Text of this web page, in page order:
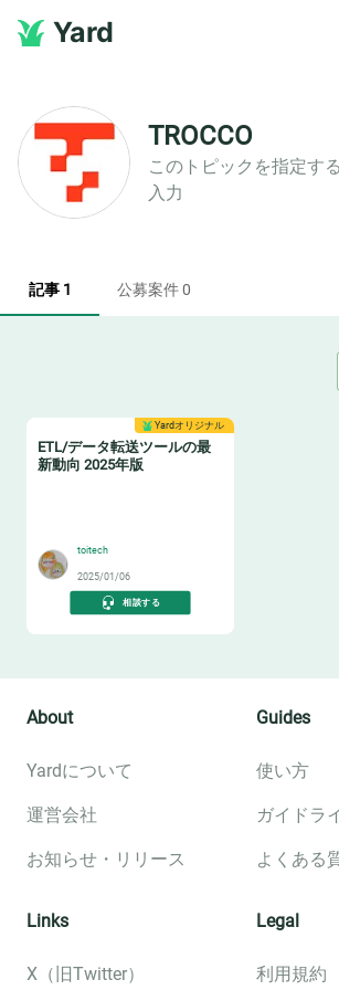
Yard
TROCCO
このトピックを指定す
入力
記事 1 公募案件 0
Yardオリジナル
ETL/データ転送ツールの最
新動向 2025年版
toitech
2025/01/06
相談する
About
Yardについて
運営会社
お知らせ・リリース
Guides
使い方
ガイドラ
よくある
Links
X（旧Twitter）
Legal
利用規約